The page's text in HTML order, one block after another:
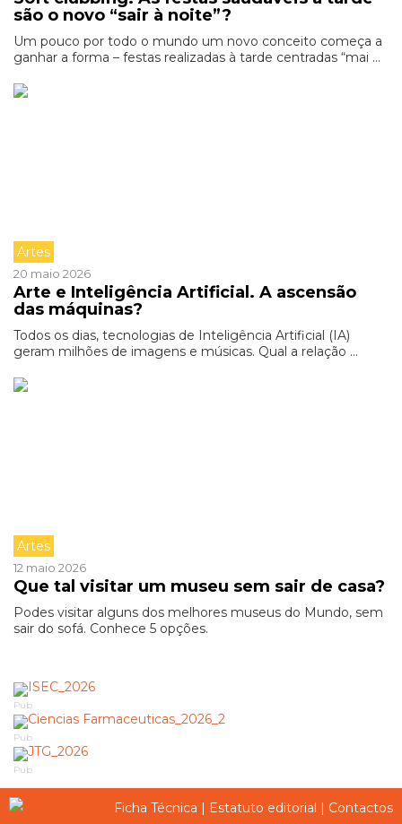
são o novo “sair à noite”?
Um pouco por todo o mundo um novo conceito começa a
ganhar a forma – festas realizadas à tarde centradas “mai ...
Artes
20 maio 2026
Arte e Inteligência Artificial. A ascensão
das máquinas?
Todos os dias, tecnologias de Inteligência Artificial (IA)
geram milhões de imagens e músicas. Qual a relação ...
Artes
12 maio 2026
Que tal visitar um museu sem sair de casa?
Podes visitar alguns dos melhores museus do Mundo, sem
sair do sofá. Conhece 5 opções.
Pub
Pub
Pub
Ficha Técnica | Estatuto editorial | Contactos